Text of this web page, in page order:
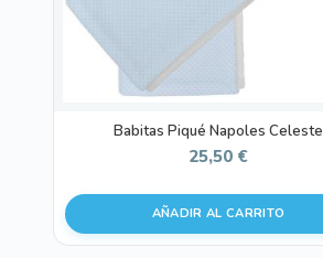
Babitas Piqué Napoles Celeste
25,50 €
AÑADIR AL CARRITO